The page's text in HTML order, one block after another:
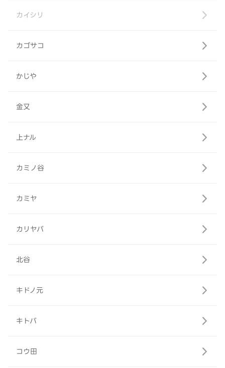
カイシリ
カゴサコ
かじや
金又
上ナル
カミノ谷
カミヤ
カリヤバ
北谷
キドノ元
キトバ
コウ田